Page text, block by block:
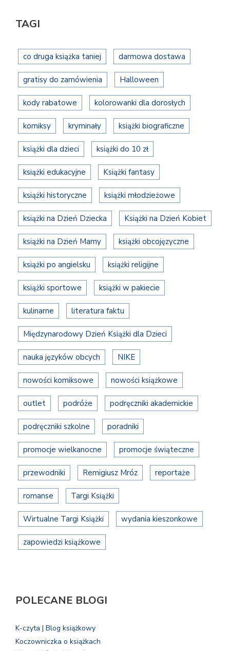
TAGI
co druga książka taniej darmowa dostawa
gratisy do zamówienia Halloween
kody rabatowe kolorowanki dla dorosłych
komiksy kryminały książki biograficzne
książki dla dzieci książki do 10 zł
książki edukacyjne Książki fantasy
książki historyczne książki młodzieżowe
książki na Dzień Dziecka Książki na Dzień Kobiet
książki na Dzień Mamy książki obcojęzyczne
książki po angielsku książki religijne
książki sportowe książki w pakiecie
kulinarne literatura faktu
Międzynarodowy Dzień Książki dla Dzieci
nauka języków obcych NIKE
nowości komiksowe nowości książkowe
outlet podróże podręczniki akademickie
podręczniki szkolne poradniki
promocje wielkanocne promocje świąteczne
przewodniki Remigiusz Mróz reportaże
romanse Targi Książki
Wirtualne Targi Książki wydania kieszonkowe
zapowiedzi książkowe
POLECANE BLOGI
K-czyta | Blog książkowy
Koczowniczka o książkach